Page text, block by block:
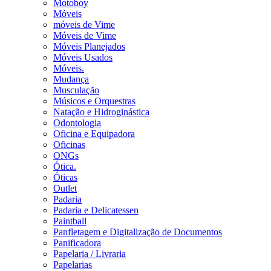
Motoboy
Móveis
móveis de Vime
Móveis de Vime
Móveis Planejados
Móveis Usados
Móveis.
Mudança
Musculação
Músicos e Orquestras
Natação e Hidroginástica
Odontologia
Oficina e Equipadora
Oficinas
ONGs
Ótica.
Óticas
Outlet
Padaria
Padaria e Delicatessen
Paintball
Panfletagem e Digitalização de Documentos
Panificadora
Papelaria / Livraria
Papelarias